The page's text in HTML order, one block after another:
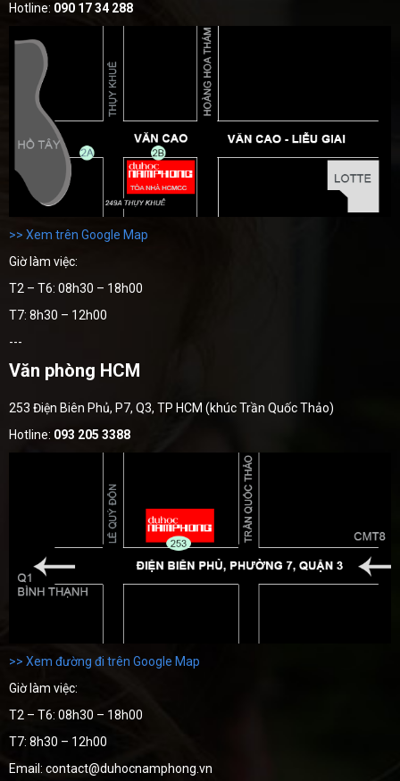
Hotline: 090 17 34 288
>> Xem trên Google Map
Giờ làm việc:
T2 – T6: 08h30 – 18h00
T7: 8h30 – 12h00
---
Văn phòng HCM
253 Điện Biên Phủ, P7, Q3, TP HCM (khúc Trần Quốc Thảo)
Hotline: 093 205 3388
>> Xem đường đi trên Google Map
Giờ làm việc:
T2 – T6: 08h30 – 18h00
T7: 8h30 – 12h00
Email: contact@duhocnamphong.vn